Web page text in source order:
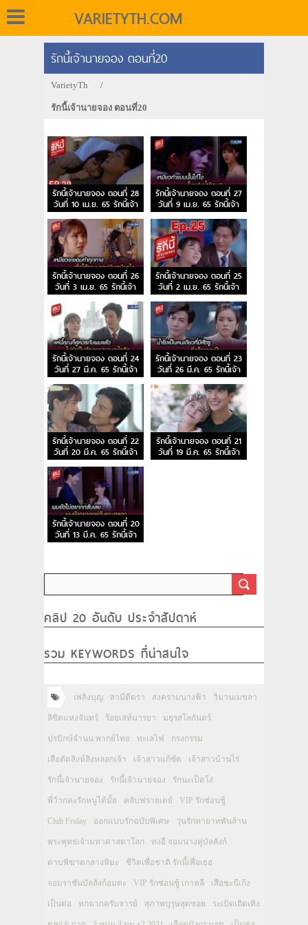
VARIETYTH.COM
รักนี้เจ้านายจอง ตอนที่20
VarietyTh /
รักนี้เจ้านายจอง ตอนที่20
รักนี้เจ้านายจอง ตอนที่ 28
วันที่ 10 เม.ย. 65 รักนี้เจ้า
นายจอง EP.28
รักนี้เจ้านายจอง ตอนที่ 27
วันที่ 9 เม.ย. 65 รักนี้เจ้า
นายจอง EP.27
รักนี้เจ้านายจอง ตอนที่ 26
วันที่ 3 เม.ย. 65 รักนี้เจ้า
นายจอง EP.26
รักนี้เจ้านายจอง ตอนที่ 25
วันที่ 2 เม.ย. 65 รักนี้เจ้า
นายจอง EP.25
รักนี้เจ้านายจอง ตอนที่ 24
วันที่ 27 มี.ค. 65 รักนี้เจ้า
นายจอง EP.24
รักนี้เจ้านายจอง ตอนที่ 23
วันที่ 26 มี.ค. 65 รักนี้เจ้า
นายจอง EP.23
รักนี้เจ้านายจอง ตอนที่ 22
วันที่ 20 มี.ค. 65 รักนี้เจ้า
นายจอง EP.22
รักนี้เจ้านายจอง ตอนที่ 21
วันที่ 19 มี.ค. 65 รักนี้เจ้า
นายจอง EP.21
รักนี้เจ้านายจอง ตอนที่ 20
วันที่ 13 มี.ค. 65 รักนี้เจ้า
นายจอง EP.20
คลิป 20 อันดับ ประจำสัปดาห์
รวม KEYWORDS ที่น่าสนใจ
เพลิงบุญ สามีตีตรา สงครามนางฟ้า วิมานเมขลา
ลิขิตแห่งจันทร์ ร้อยเล่ห์มารยา มธุรสโลกันตร์
ปรปักษ์จำนน พากย์ไทย ทะเลไฟ กรงกรรม
เสือตัดสิงห์ลิงหลอกเจ้า เจ้าสาวแก้ขัด เจ้าสาวบ้านไร่
รักนี้เจ้านายจอง รักนี้เจ้านายจอง รักนะเป็ดโง่
พี่ว้ากคะรักหนูได้มั้ย คลับฟรายเดย์ VIP รักซ่อนชู้
Club Friday ออกแบบรักฉบับพิเศษ วุ่นรักทายาทพันล้าน
พระพุทธเจ้ามหาศาสดาโลก ทงอี จอมนางคู่บัลลังก์
ดาบพิฆาตกลางหิมะ ชีวิตเพื่อชาติ รักนี้เพื่อเธอ
จอมราชันบัลลังก์อมตะ VIP รักซ่อนชู้ เกาหลี เสือชะนีเก้ง
เป็นต่อ หกฉากครับจารย์ สุภาพบุรุษสุดซอย ระเบิดเถิดเทิง